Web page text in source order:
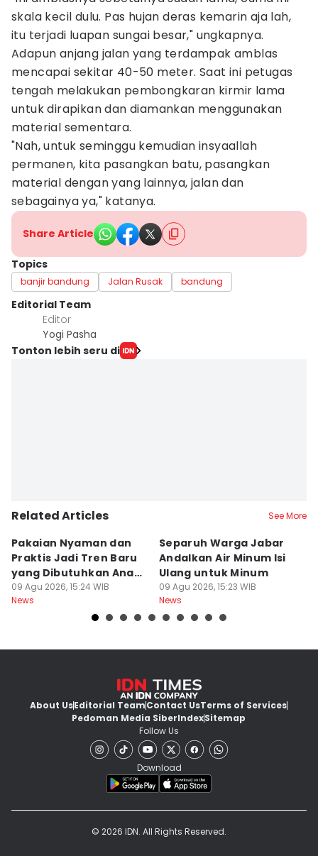
skala kecil dulu. Pas hujan deras kemarin aja lah,
itu terjadi luapan sungai besar," ungkapnya.
Adapun anjang jalan yang terdampak amblas
mencapai sekitar 40-50 meter. Saat ini petugas
tengah melakukan pembongkaran kirmir lama
untuk dirapikan dan diamankan menggunakan
material sementara.
"Nah, untuk seminggu kemudian insyaallah
permanen, kita pasangkan batu, pasangkan
material dengan yang lainnya, jalan dan
sebagainya ya," katanya.
Share Article
Topics
banjir bandung Jalan Rusak bandung
Editorial Team
Editor
Yogi Pasha
Tonton lebih seru di
Related Articles See More
Pakaian Nyaman dan
Praktis Jadi Tren Baru
yang Dibutuhkan Anak
Muda
09 Agu 2026, 15:24 WIB
News
Separuh Warga Jabar
Andalkan Air Minum Isi
Ulang untuk Minum
09 Agu 2026, 15:23 WIB
News
About UsEditorial TeamContact UsTerms of Services
Pedoman Media SiberIndexSitemap
Follow Us
Download
© 2026 IDN. All Rights Reserved.